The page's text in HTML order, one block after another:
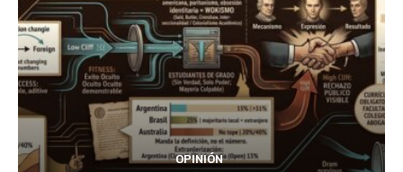
OPINIÓN